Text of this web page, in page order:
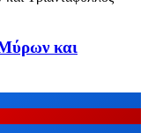
και